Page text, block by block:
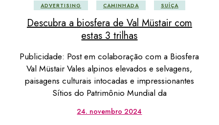
ADVERTISING CAMINHADA SUÍÇA
Descubra a biosfera de Val Müstair com
estas 3 trilhas
Publicidade: Post em colaboração com a Biosfera
Val Müstair Vales alpinos elevados e selvagens,
paisagens culturais intocadas e impressionantes
Sítios do Patrimônio Mundial da
24. novembro 2024